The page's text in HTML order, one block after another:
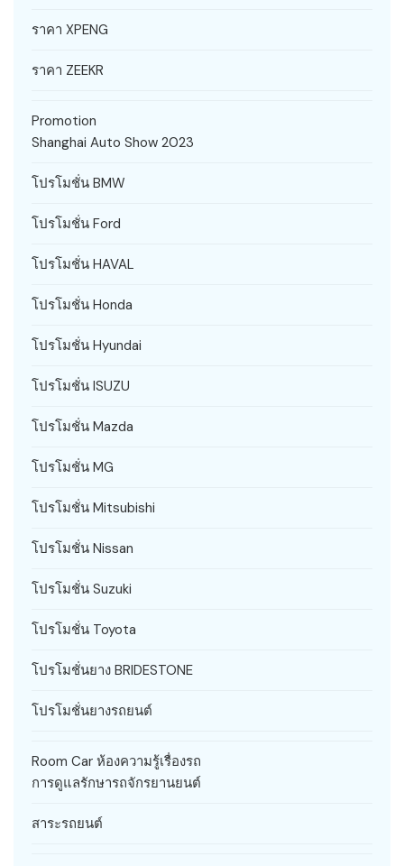
ราคา XPENG
ราคา ZEEKR
Promotion
Shanghai Auto Show 2023
โปรโมชั่น BMW
โปรโมชั่น Ford
โปรโมชั่น HAVAL
โปรโมชั่น Honda
โปรโมชั่น Hyundai
โปรโมชั่น ISUZU
โปรโมชั่น Mazda
โปรโมชั่น MG
โปรโมชั่น Mitsubishi
โปรโมชั่น Nissan
โปรโมชั่น Suzuki
โปรโมชั่น Toyota
โปรโมชั่นยาง BRIDESTONE
โปรโมชั่นยางรถยนต์
Room Car ห้องความรู้เรื่องรถ
การดูแลรักษารถจักรยานยนต์
สาระรถยนต์